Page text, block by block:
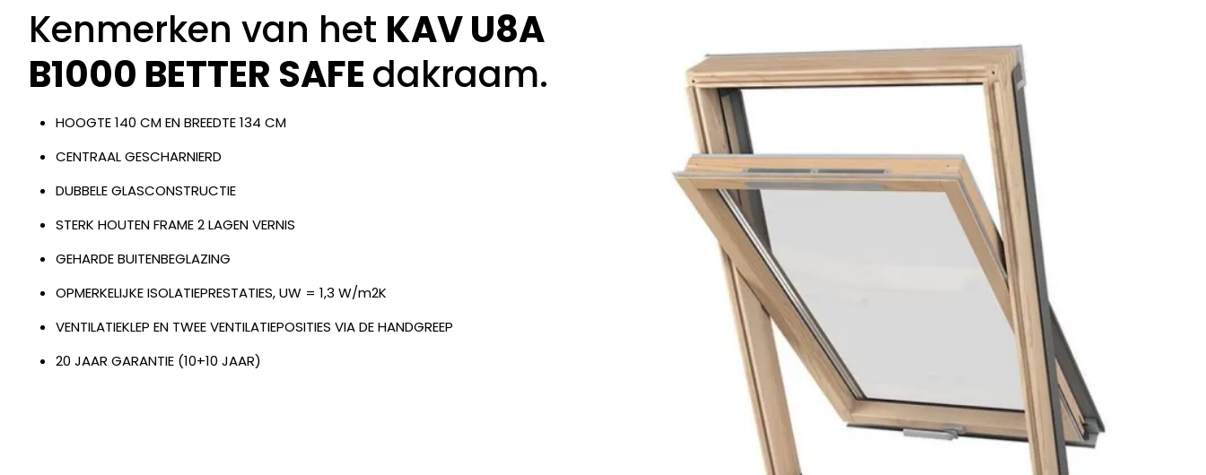
Kenmerken van het KAV U8A
B1000 BETTER SAFEdakraam.
HOOGTE 140 CM EN BREEDTE 134 CM
CENTRAAL GESCHARNIERD
DUBBELE GLASCONSTRUCTIE
STERK HOUTEN FRAME 2 LAGEN VERNIS
GEHARDE BUITENBEGLAZING
OPMERKELIJKE ISOLATIEPRESTATIES, UW = 1,3 W/m2K
VENTILATIEKLEP EN TWEE VENTILATIEPOSITIES VIA DE HANDGREEP
20 JAAR GARANTIE (10+10 JAAR)